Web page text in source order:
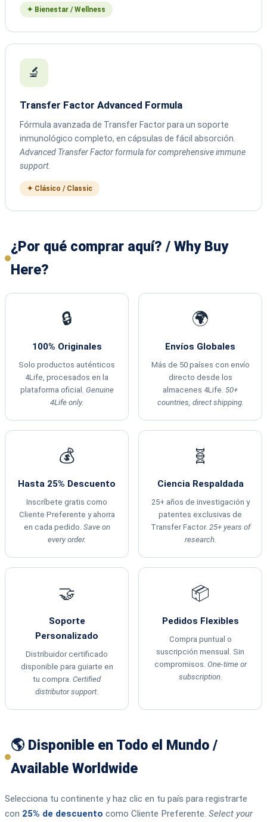
✦ Bienestar / Wellness
🔬
Transfer Factor Advanced Formula
Fórmula avanzada de Transfer Factor para un soporte
inmunológico completo, en cápsulas de fácil absorción.
Advanced Transfer Factor formula for comprehensive immune
support.
✦ Clásico / Classic
¿Por qué comprar aquí? / Why Buy
Here?
🔒
100% Originales
Solo productos auténticos
4Life, procesados en la
plataforma oficial. Genuine
4Life only.
🌍
Envíos Globales
Más de 50 países con envío
directo desde los
almacenes 4Life. 50+
countries, direct shipping.
💰
Hasta 25% Descuento
Inscríbete gratis como
Cliente Preferente y ahorra
en cada pedido. Save on
every order.
🧬
Ciencia Respaldada
25+ años de investigación y
patentes exclusivas de
Transfer Factor. 25+ years of
research.
🤝
Soporte
Personalizado
Distribuidor certificado
disponible para guiarte en
tu compra. Certified
distributor support.
📦
Pedidos Flexibles
Compra puntual o
suscripción mensual. Sin
compromisos. One-time or
subscription.
🌎 Disponible en Todo el Mundo /
Available Worldwide
Selecciona tu continente y haz clic en tu país para registrarte
con 25% de descuento como Cliente Preferente. Select your